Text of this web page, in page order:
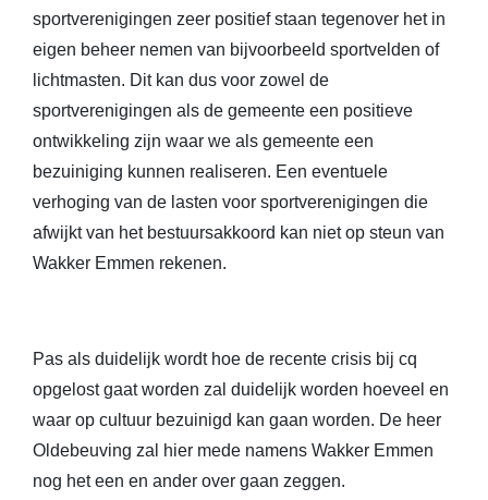
sportverenigingen zeer positief staan tegenover het in
eigen beheer nemen van bijvoorbeeld sportvelden of
lichtmasten. Dit kan dus voor zowel de
sportverenigingen als de gemeente een positieve
ontwikkeling zijn waar we als gemeente een
bezuiniging kunnen realiseren. Een eventuele
verhoging van de lasten voor sportverenigingen die
afwijkt van het bestuursakkoord kan niet op steun van
Wakker Emmen rekenen.
Pas als duidelijk wordt hoe de recente crisis bij cq
opgelost gaat worden zal duidelijk worden hoeveel en
waar op cultuur bezuinigd kan gaan worden. De heer
Oldebeuving zal hier mede namens Wakker Emmen
nog het een en ander over gaan zeggen.